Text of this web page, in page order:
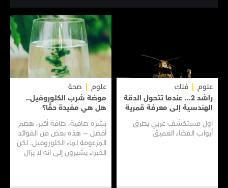
علوم
فلك
راشد 2... عندما تتحول الدقة
الهندسية إلى معرفة قمرية
أول مستكشف عربي يطرق
أبواب الفضاء العميق
علوم
صحة
موضة شرب الكلوروفيل..
هل هي مفيدة حقًا؟
بشرة صافية، طاقة أكبر، هضم
أفضل — هذه بعض من الفوائد
المزعومة لماء الكلوروفيل. لكن
الخبراء يشيرون إلى أنه لا يزال